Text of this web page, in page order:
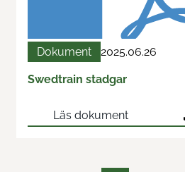
Dokument 2025.06.26
Swedtrain stadgar
Läs dokument